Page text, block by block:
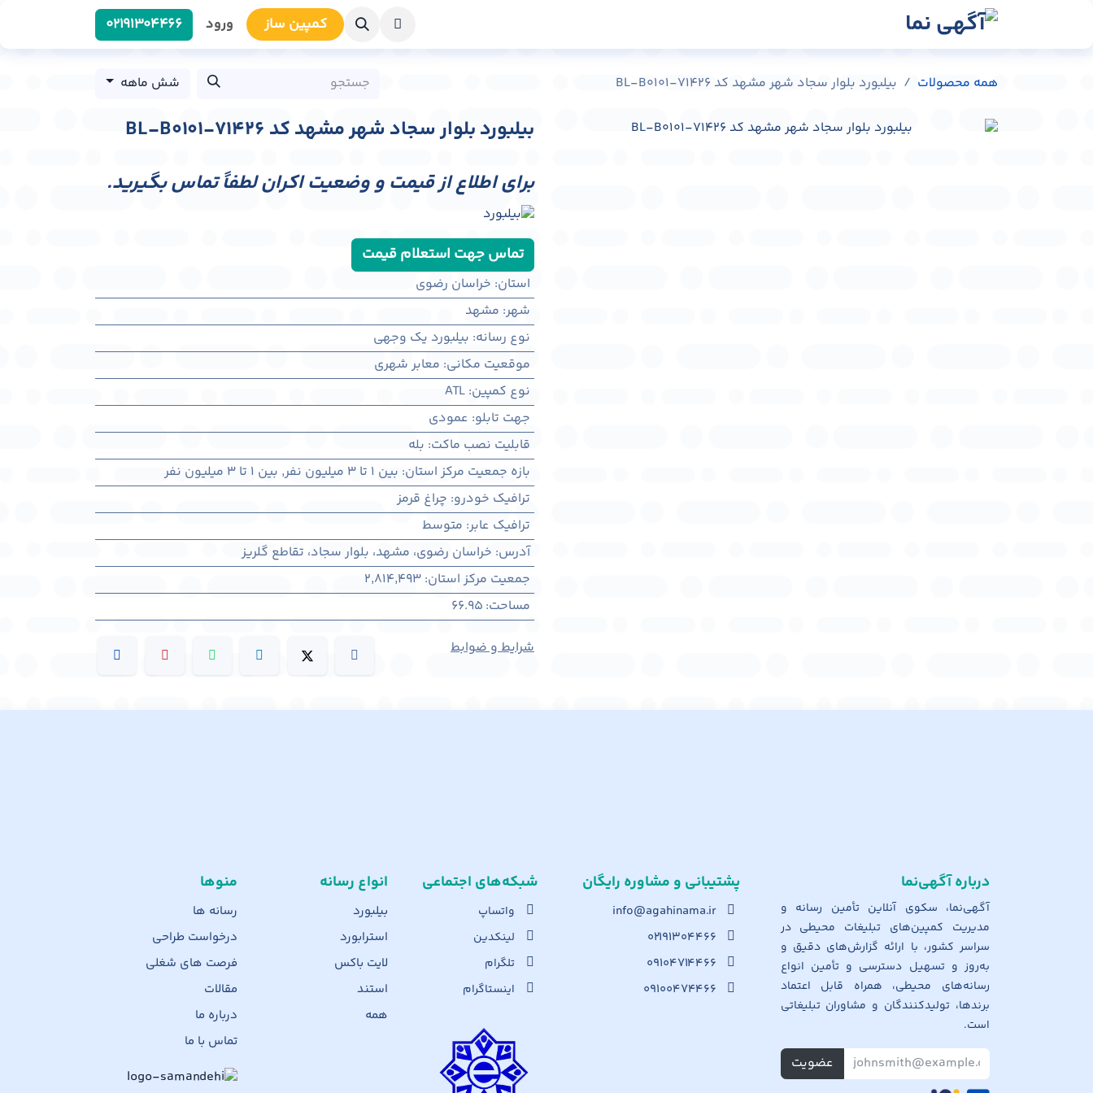
کمپین سا​​ز ورود 0219​1304466
همه محصولات بیلبورد بلوار سجاد شهر مشهد کد BL-B0101-71426 شش ماهه
بیلبورد بلوار سجاد شهر مشهد کد BL-B0101-71426
برای اطلاع از قیمت و وضعیت اکران لطفاً تماس بگیرید.
تماس جهت استعلام قیمت
استان: خراسان رضوی
شهر: مشهد
نوع رسانه: بیلبورد یک وجهی
موقعیت مکانی: معابر شهری
نوع کمپین:
ATL
جهت تابلو: عمودی
قابلیت نصب ماکت: بله
بازه جمعیت مرکز استان: بین ۱ تا ۳ میلیون نفر , بین ۱ تا ۳ میلیون نفر
ترافیک خودرو: چراغ قرمز
ترافیک عابر: متوسط
آدرس: خراسان رضوی، مشهد، بلوار سجاد، تقاطع گلریز
جمعیت مرکز استان:
2,814,493
مساحت:
66.95
شرایط و ضوابط
منوها
رسانه ها
درخواست طراحی
فرصت های شغلی
مقالات
درباره ما
تماس با ما
انواع رسانه
بیلبورد
استرابورد
لایت باکس
استند
همه
شبکه‌های اجت​ماعی
واتساپ
لینکدین
تلگرام
اینستاگرام
پشتیبانی و مشاوره رایگان
info@agahinama.ir
۰۲۱۹۱۳۰۴۴۶۶
۰۹۱۰۴۷۱۴۴۶۶
۰۹۱۰۰۴۷۴۴۶۶
درباره آگهی‌نما
آگهی‌نما، سکوی آنلاین تأمین رسانه و
مدیریت کمپین‌های تبلیغات محیطی در
سراسر کشور، با ارائه گزارش‌های دقیق و
به‌روز و تسهیل دسترسی و تأمین انواع
رسانه‌های محیطی، همراه قابل اعتماد
برندها، تولیدکنندگان و مشاوران تبلیغاتی
است.
عضویت